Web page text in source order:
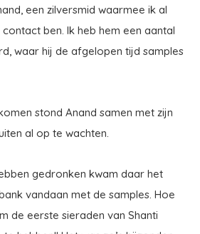
een zilversmid waarmee ik al
ben. Ik heb hem een aantal
waar hij de afgelopen tijd samples
stond Anand samen met zijn
al op te wachten.
gedronken kwam daar het
vandaan met de samples. Hoe
de eerste sieraden van Shanti